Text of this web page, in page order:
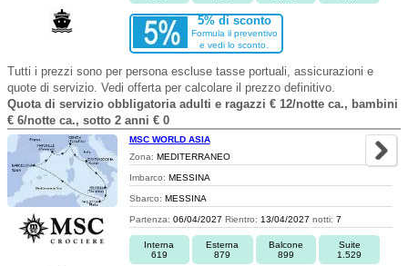
5% di sconto
Formula il preventivo
e vedi lo sconto.
Tutti i prezzi sono per persona escluse tasse portuali, assicurazioni e
quote di servizio. Vedi offerta per calcolare il prezzo definitivo.
Quota di servizio obbligatoria adulti e ragazzi € 12/notte ca., bambini
€ 6/notte ca., sotto 2 anni € 0
MSC WORLD ASIA
Zona: MEDITERRANEO
Imbarco: MESSINA
Sbarco: MESSINA
Partenza: 06/04/2027 Rientro: 13/04/2027 notti: 7
Interna
619
Esterna
879
Balcone
899
Suite
1.529